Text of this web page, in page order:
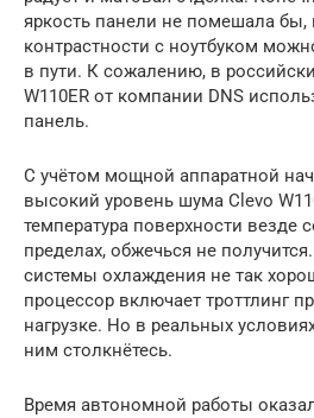
яркость панели не помешала бы,
контрастности с ноутбуком
в пути. К сожалению, в
W110ER от компании DNS
панель.
С учётом мощной аппаратной
высокий уровень шума Clevo
температура поверхности везде
пределах, обжечься не
системы охлаждения не так
процессор включает троттлинг
нагрузке. Но в реальных
ним столкнётесь.
Время автономной работы